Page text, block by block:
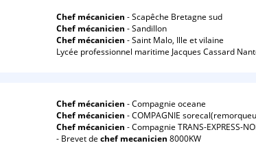
Chef mécanicien - Scapêche Bretagne sud
Chef mécanicien - Sandillon
Chef mécanicien - Saint Malo, Ille et vilaine
Lycée professionnel maritime Jacques Cassard
Chef mécanicien - Compagnie oceane
Chef mécanicien - COMPAGNIE
Chef mécanicien - Compagnie TRANS-EXPRESS-
- Brevet dechef mecanicien 8000KW